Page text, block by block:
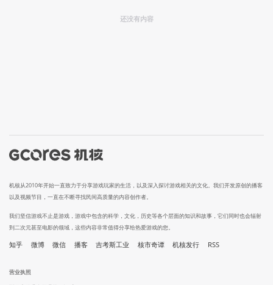
还没有内容
机核从2010年开始一直致力于分享游戏玩家的生活，以及深入探讨游戏相关的文化。我们开发原创的播客
以及视频节目，一直在不断寻找民间高质量的内容创作者。
我们坚信游戏不止是游戏，游戏中包含的科学，文化，历史等各个层面的知识和故事，它们同时也会辐射
到二次元甚至电影的领域，这些内容非常值得分享给热爱游戏的您。
知乎 微博 微信 播客 吉考斯工业 核市奇谭 机核发行 RSS
营业执照